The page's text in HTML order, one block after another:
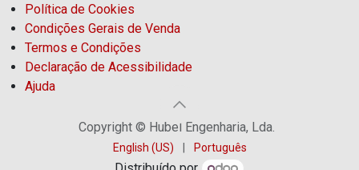
Política de Cookies
Condições Gerais de Venda
Termos e Condições
Declaração de Acessibilidade
Ajuda
Copyright © Hubel Engenharia, Lda.
English (US) Português